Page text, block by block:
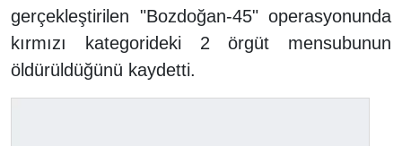
gerçekleştirilen "Bozdoğan-45" operasyonunda
kırmızı kategorideki 2 örgüt mensubunun
öldürüldüğünü kaydetti.